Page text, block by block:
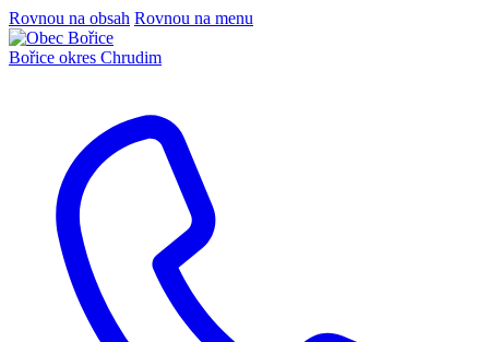
Rovnou na obsah Rovnou na menu
Bořice okres Chrudim